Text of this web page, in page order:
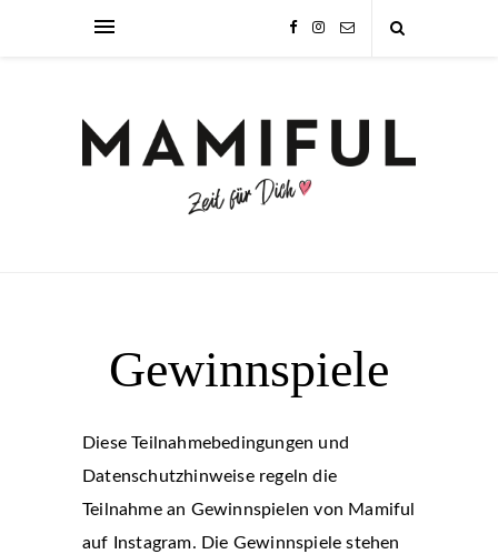
Gewinnspiele
Diese Teilnahmebedingungen und
Datenschutzhinweise regeln die
Teilnahme an Gewinnspielen von Mamiful
auf Instagram. Die Gewinnspiele stehen